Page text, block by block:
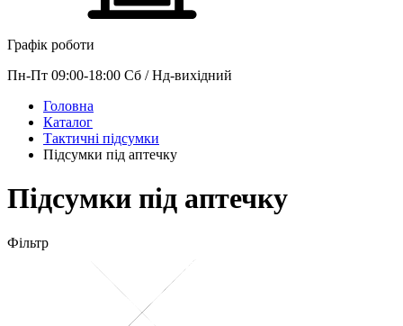
Графік роботи
Пн-Пт 09:00-18:00 Сб / Нд-вихідний
Головна
Каталог
Тактичні підсумки
Підсумки під аптечку
Підсумки під аптечку
Фільтр